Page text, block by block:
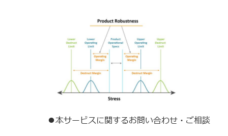
●本サービスに関するお問い合わせ・ご相談